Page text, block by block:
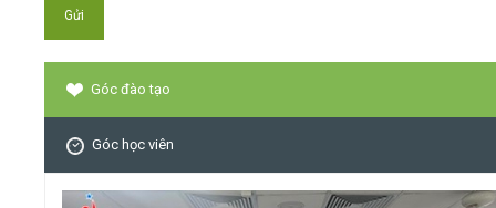
Góc đào tạo
Góc học viên